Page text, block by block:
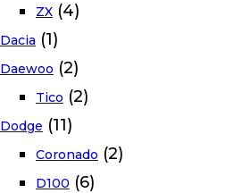
ZX (4)
Dacia (1)
Daewoo (2)
Tico (2)
Dodge (11)
Coronado (2)
D100 (6)